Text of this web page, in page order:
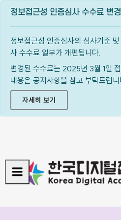
정보접근성 인증심사 수수료 변
정보접근성 인증심사의 심사기준
사 수수료 일부가 개편됩니다.
변경된 수수료는 2025년 3월 1일
내용은 공지사항을 참고 부탁드립
자세히 보기